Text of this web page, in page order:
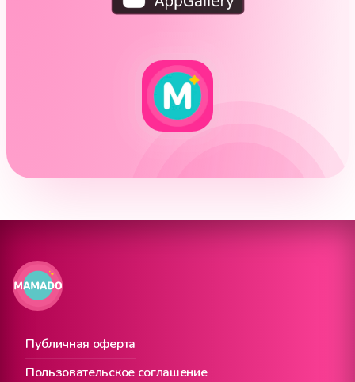
Публичная оферта
Пользовательское соглашение